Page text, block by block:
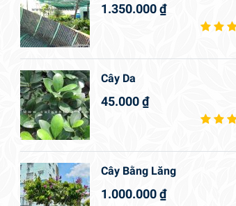
1.350.000₫
Cây Da
45.000₫
Cây Bằng Lăng
1.000.000₫